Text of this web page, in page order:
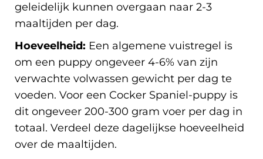
geleidelijk kunnen overgaan naar 2-3
maaltijden per dag.
Hoeveelheid: Een algemene vuistregel is
om een puppy ongeveer 4-6% van zijn
verwachte volwassen gewicht per dag te
voeden. Voor een Cocker Spaniel-puppy is
dit ongeveer 200-300 gram voer per dag in
totaal. Verdeel deze dagelijkse hoeveelheid
over de maaltijden.